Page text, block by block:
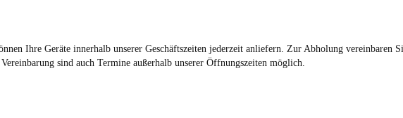
Ihre Geräte innerhalb unserer Geschäftszeiten jederzeit anliefern. Zur Abholung vereinbaren
sind auch Termine außerhalb unserer Öffnungszeiten möglich.